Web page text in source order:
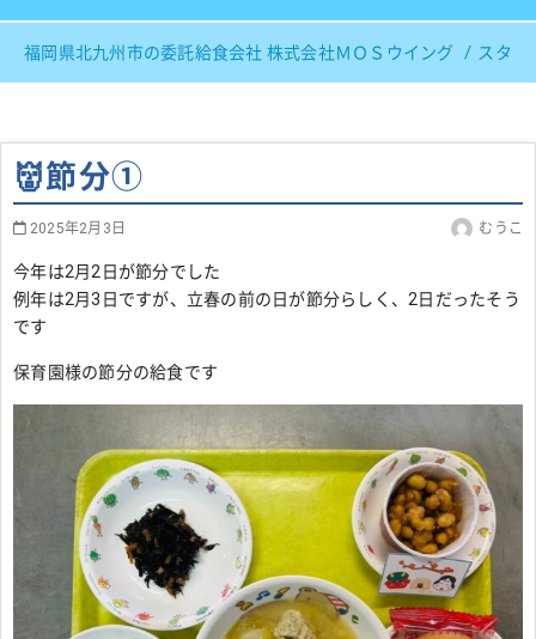
福岡県北九州市の委託給食会社 株式会社ＭＯＳウイング スタッ
👹節分①
2025年2月3日 むうこ
今年は2月2日が節分でした
例年は2月3日ですが、立春の前の日が節分らしく、2日だったそう
です
保育園様の節分の給食です